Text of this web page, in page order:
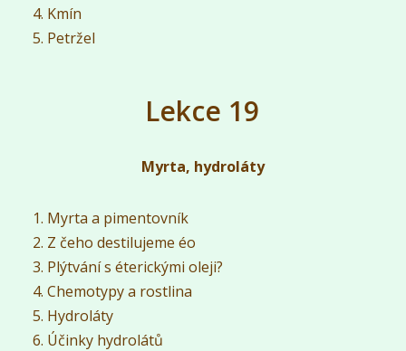
Kmín
Petržel
Lekce 19
Myrta, hydroláty
Myrta a pimentovník
Z čeho destilujeme éo
Plýtvání s éterickými oleji?
Chemotypy a rostlina
Hydroláty
Účinky hydrolátů